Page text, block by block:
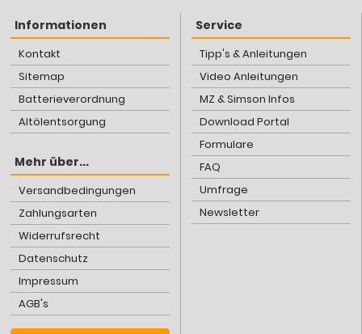
Informationen
Kontakt
Sitemap
Batterieverordnung
Altölentsorgung
Mehr über...
Versandbedingungen
Zahlungsarten
Widerrufsrecht
Datenschutz
Impressum
AGB's
Service
Tipp's & Anleitungen
Video Anleitungen
MZ & Simson Infos
Download Portal
Formulare
FAQ
Umfrage
Newsletter